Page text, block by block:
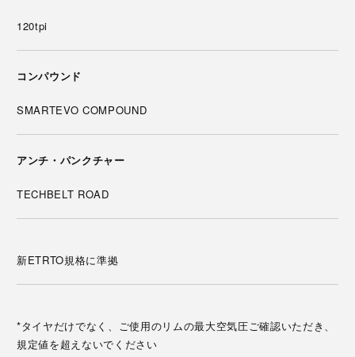
120tpi
コンパウンド
SMARTEVO COMPOUND
アンチ・パンクチャー
TECHBELT ROAD
新ETRTO規格に準拠
*タイヤだけでなく、ご使用のリムの最大空気圧ご確認いただき、
規定値を超えないでください